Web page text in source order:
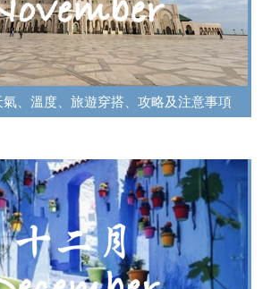
氣、溫度、旅遊穿搭、攻略及注意事項